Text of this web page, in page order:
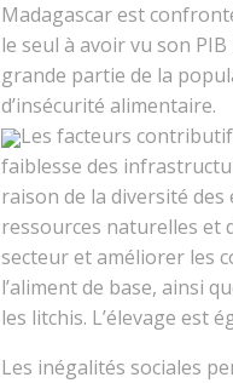
Madagascar est
le seul à avoir vu son
grande partie de la
d’insécurité alimentaire.
Les facteurs
faiblesse des
raison de la diversité
ressources naturelles et
secteur et améliorer les
l’aliment de base, ainsi
les litchis. L’élevage est
Les inégalités sociales